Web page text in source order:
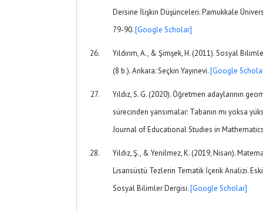
Dersine İlişkin Düşünceleri. Pamukkale
79-90.[Google Scholar]
Yıldırım, A., & Şimşek, H. (2011). Sosyal
(8 b.). Ankara: Seçkin Yayınevi.[Google
Yıldız, S. G. (2020). Öğretmen adaylarının
sürecinden yansımalar: Tabanın mı yoksa
Journal of Educational Studies in
Yıldız, Ş., & Yenilmez, K. (2019, Nisan).
Lisansüstü Tezlerin Tematik İçerik Analizi.
Sosyal Bilimler Dergisi.[Google Scholar]